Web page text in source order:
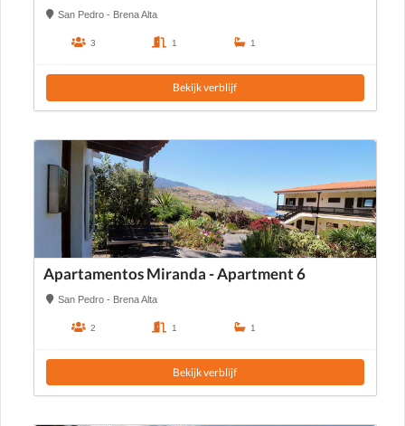
San Pedro - Brena Alta
3 1 1
Bekijk verblijf
Apartamentos Miranda - Apartment 6
San Pedro - Brena Alta
2 1 1
Bekijk verblijf